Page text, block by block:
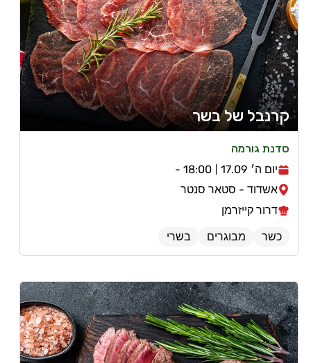
קרנבל של בשר
סדנת גורמה
יום ה׳ 17.09
18:00 -
אשדוד - סטאר סנטר
דרור קייזרמן
כשר
מבוגרים בשרי